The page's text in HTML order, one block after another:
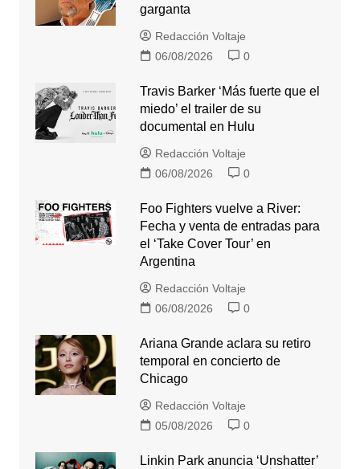
garganta
Redacción Voltaje
06/08/2026
0
Travis Barker ‘Más fuerte que el
miedo’ el trailer de su
documental en Hulu
Redacción Voltaje
06/08/2026
0
Foo Fighters vuelve a River:
Fecha y venta de entradas para
el ‘Take Cover Tour’ en
Argentina
Redacción Voltaje
06/08/2026
0
Ariana Grande aclara su retiro
temporal en concierto de
Chicago
Redacción Voltaje
05/08/2026
0
Linkin Park anuncia ‘Unshatter’